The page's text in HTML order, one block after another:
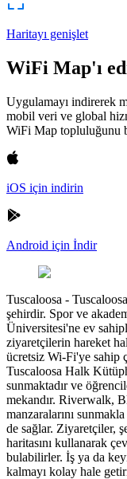
Haritayı genişlet
WiFi Map'ı
Uygulamayı indirerek
mobil veri ve global
WiFi Map topluluğunu
iOS için indirin
Android için İndir
Tuscaloosa -
şehirdir. Spor ve
Üniversitesi'ne ev
ziyaretçilerin hareket
ücretsiz Wi-Fi'ye sahip
Tuscaloosa Halk
sunmaktadır ve
mekandır. Riverwalk,
manzaralarını
de sağlar. Ziyaretçiler,
haritasını kullanarak
bulabilirler. İş ya da
kalmayı kolay hale